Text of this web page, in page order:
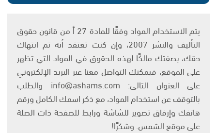
يتم الاستخدام المواد وفقًا للمادة 27 أ من قانون حقوق
التأليف والنشر 2007، وإن كنت تعتقد أنه تم انتهاك
حقك، بصفتك مالكًا لهذه الحقوق في المواد التي تظهر
على الموقع، فيمكنك التواصل معنا عبر البريد الإلكتروني
على العنوان التالي: info@ashams.com والطلب
بالتوقف عن استخدام المواد، مع ذكر اسمك الكامل ورقم
هاتفك وإرفاق تصوير للشاشة ورابط للصفحة ذات الصلة
على موقع الشمس. وشكرًا!